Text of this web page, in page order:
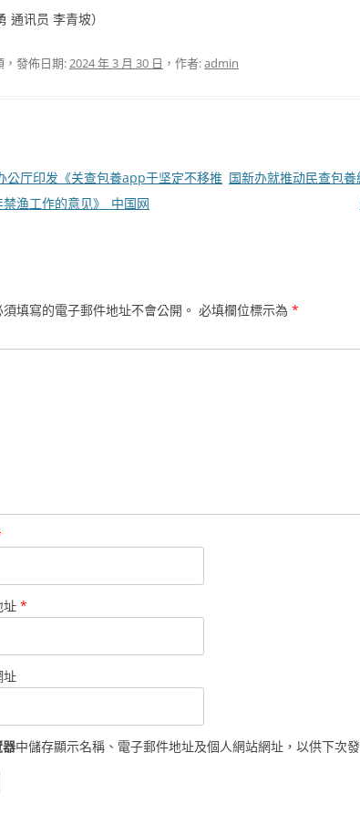
通讯员 李青坡）
，發佈日期:2024 年 3 月 30 日 ，作者:admin
公厅印发《关查包養app于坚定不移推
渔工作的意见》_中国网
国新办就推动民查包
填寫的電子郵件地址不會公開。 必填欄位標示為 *
址 *
址
中儲存顯示名稱、電子郵件地址及個人網站網址，以供下次